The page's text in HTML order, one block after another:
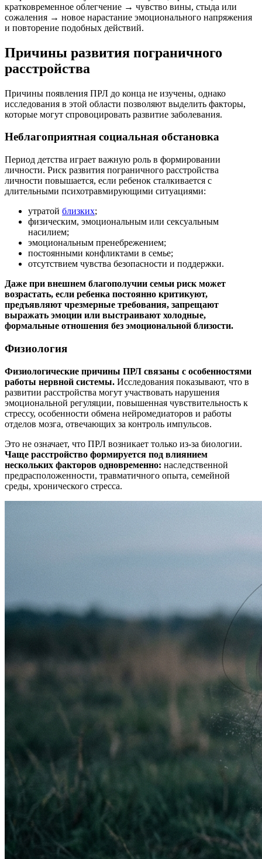
кратковременное облегчение → чувство вины, стыда или
сожаления → новое нарастание эмоционального напряжения
и повторение подобных действий.
Причины развития пограничного
расстройства
Причины появления ПРЛ до конца не изучены, однако
исследования в этой области позволяют выделить факторы,
которые могут спровоцировать развитие заболевания.
Неблагоприятная социальная обстановка
Период детства играет важную роль в формировании
личности. Риск развития пограничного расстройства
личности повышается, если ребенок сталкивается с
длительными психотравмирующими ситуациями:
утратой близких;
физическим, эмоциональным или сексуальным
насилием;
эмоциональным пренебрежением;
постоянными конфликтами в семье;
отсутствием чувства безопасности и поддержки.
Даже при внешнем благополучии семьи риск может
возрастать, если ребенка постоянно критикуют,
предъявляют чрезмерные требования, запрещают
выражать эмоции или выстраивают холодные,
формальные отношения без эмоциональной близости.
Физиология
Физиологические причины ПРЛ связаны с особенностями
работы нервной системы. Исследования показывают, что в
развитии расстройства могут участвовать нарушения
эмоциональной регуляции, повышенная чувствительность к
стрессу, особенности обмена нейромедиаторов и работы
отделов мозга, отвечающих за контроль импульсов.
Это не означает, что ПРЛ возникает только из-за биологии.
Чаще расстройство формируется под влиянием
нескольких факторов одновременно: наследственной
предрасположенности, травматичного опыта, семейной
среды, хронического стресса.